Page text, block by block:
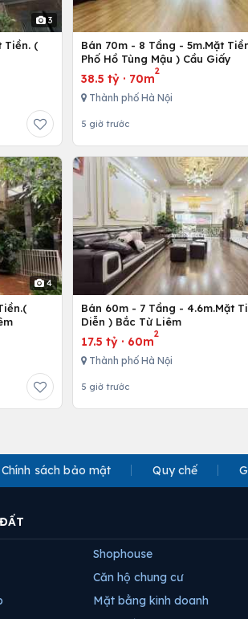
3
Tiền. (
Bán 70m - 8 Tầng - 5m.Mặt
Phố Hồ Tùng Mậu ) Cầu Giấy
38.5 tỷ· 70m
2
Thành phố Hà Nội
5 giờ trước
4
Bán 60m - 7 Tầng - 4.6m.Mặt
Diễn ) Bắc Từ Liêm
17.5 tỷ· 60m
2
Thành phố Hà Nội
5 giờ trước
Chính sách bảo mật Quy chế
Shophouse
Căn hộ chung cư
Mặt bằng kinh doanh